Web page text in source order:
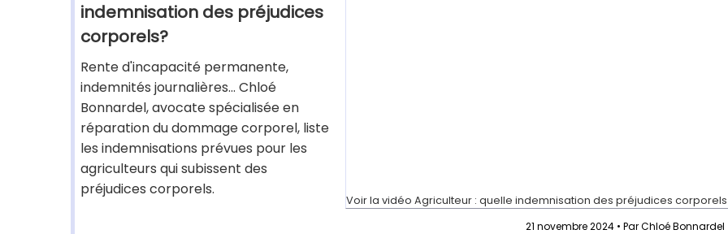
indemnisation des préjudices
corporels?
Rente d'incapacité permanente,
indemnités journalières... Chloé
Bonnardel, avocate spécialisée en
réparation du dommage corporel, liste
les indemnisations prévues pour les
agriculteurs qui subissent des
préjudices corporels.
Voir la vidéo Agriculteur : quelle indemnisation des préjudices corporels
21 novembre 2024 • Par Chloé Bonnardel